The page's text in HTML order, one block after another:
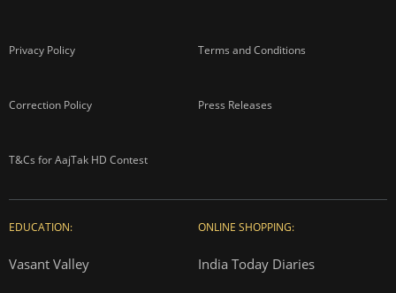
Privacy Policy Terms and Conditions
Correction Policy Press Releases
T&Cs for AajTak HD Contest
EDUCATION:
Vasant Valley
ONLINE SHOPPING:
India Today Diaries